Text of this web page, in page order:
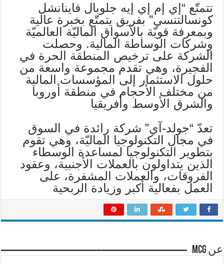
تتمتّع “إي إم إي إيه جلوبال فاينانشل
كونسالتنسي” بفريق يتمتّع بخبرة عالية
وبمعرفة قويّة بالأسواق الماليّة العالميّة
وشركات الوساطة المالية. وحصلت
الشركة على ترخيص المنطقة الحرة في
الفجيرة، وهي تقدم مجموعة واسعة من
حلول الاستثمار إلى المؤسسات المالية
من مختلف الأحجام في منطقة أوروبا
والشرق الأوسط وأفريقيا
تعدّ “جولد-آي” شركة رائدة في السوق
في مجال التكنولوجيا الماليّة، وهي تقوم
بتطوير التكنولوجيا لمساعدة الوسطاء
الذين يتداولون بالعملات الأجنبية، وعقود
الفروقات، والعملات المشفرة، على
العمل بفعالية أكبر وزيادة الربحية
عن mcg